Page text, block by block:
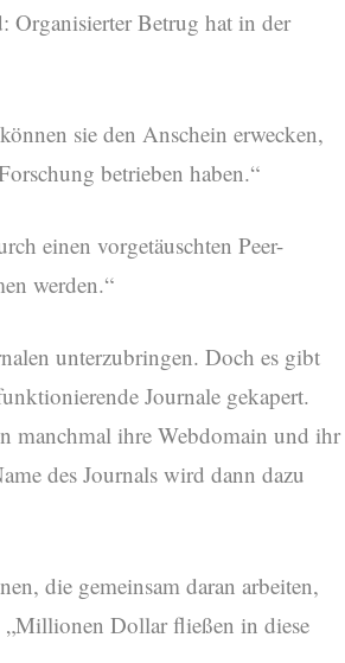
Organisierter Betrug hat in der
sie den Anschein erwecken,
betrieben haben.“
einen vorgetäuschten Peer-
werden.“
unterzubringen. Doch es gibt
Journale gekapert.
manchmal ihre Webdomain und ihr
des Journals wird dann dazu
die gemeinsam daran arbeiten,
„Millionen Dollar fließen in diese